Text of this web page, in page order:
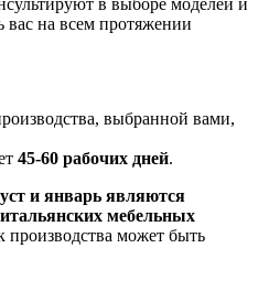
в выборе моделей и
вас на всем протяжении
выбранной вами,
45-60 рабочих дней.
и январь являются
мебельных
производства может быть